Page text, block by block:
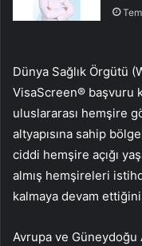
Dünya Sağlık Örgütü
VisaScreen® başvuru
uluslararası hemşire
altyapısına sahip
ciddi hemşire açığı
almış hemşireleri
kalmaya devam
Avrupa ve Güneydoğu